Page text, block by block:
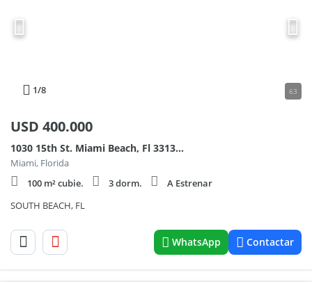
1/8 63
USD 400.000
1030 15th St. Miami Beach, Fl 33139 100
Miami, Florida
100 m² cubie.
3 dorm.
A Estrenar
SOUTH BEACH, FL
WhatsApp Contactar